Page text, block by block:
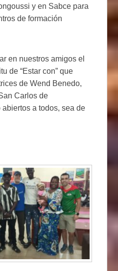
y en Sabce para
de formación
en nuestros amigos el
de “Estar con” que
de Wend Benedo,
Carlos de
a todos, sea de